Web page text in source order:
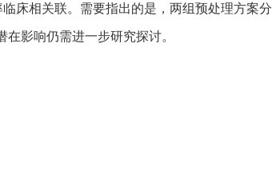
床相关联。需要指出的是，两组预处理方案分
影响仍需进一步研究探讨。